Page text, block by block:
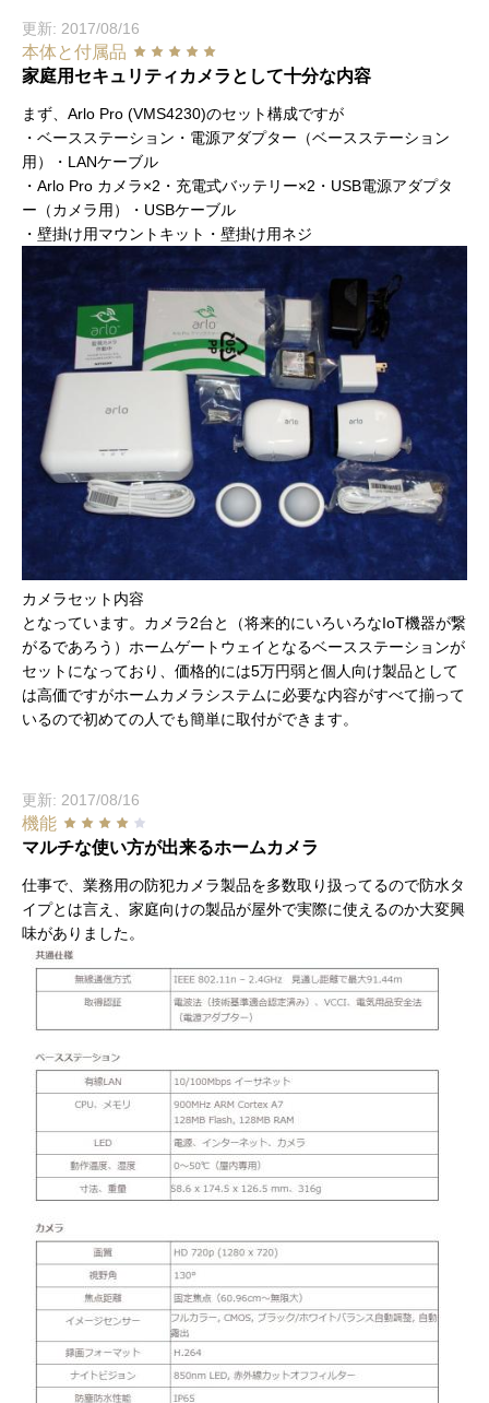
更新: 2017/08/16
本体と付属品
家庭用セキュリティカメラとして十分な内容
まず、Arlo Pro (VMS4230)のセット構成ですが
・ベースステーション・電源アダプター（ベースステーション
用）・LANケーブル
・Arlo Pro カメラ×2・充電式バッテリー×2・USB電源アダプタ
ー（カメラ用）・USBケーブル
・壁掛け用マウントキット・壁掛け用ネジ
カメラセット内容
となっています。カメラ2台と（将来的にいろいろなIoT機器が繋
がるであろう）ホームゲートウェイとなるベースステーションが
セットになっており、価格的には5万円弱と個人向け製品として
は高価ですがホームカメラシステムに必要な内容がすべて揃って
いるので初めての人でも簡単に取付ができます。
更新: 2017/08/16
機能
マルチな使い方が出来るホームカメラ
仕事で、業務用の防犯カメラ製品を多数取り扱ってるので防水タ
イプとは言え、家庭向けの製品が屋外で実際に使えるのか大変興
味がありました。